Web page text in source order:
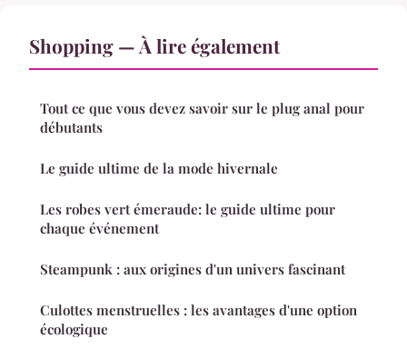
Shopping — À lire également
Tout ce que vous devez savoir sur le plug anal pour
débutants
Le guide ultime de la mode hivernale
Les robes vert émeraude: le guide ultime pour
chaque événement
Steampunk : aux origines d'un univers fascinant
Culottes menstruelles : les avantages d'une option
écologique